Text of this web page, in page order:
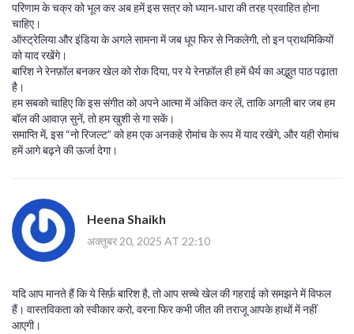
परिणाम के चक्र को भूल कर अब हमें इस सत्र को ध्यान‑धारा की तरह प्रवाहित होना
चाहिए।
ऑस्ट्रेलिया और इंडिया के अगले सामना में जब धूप फिर से निकलेगी, तो इन प्राथमिकियों
को याद रखेंगे।
बारिश ने रेनफ़ॉल बनकर खेल को रोक दिया, पर ये रेनफ़ॉल ही हमें धैर्य का अद्भुत पाठ पढ़ाता
है।
हम सबको चाहिए कि इस संगीत को अपने आत्मा में अंकित कर लें, ताकि अगली बार जब हम
बॉल की आवाज़ सुनें, तो हम खुशी से गा सकें।
समाप्‍ति में, इस “नो रिजल्ट” को हम एक अनकहे रोमांच के रूप में याद रखेंगे, और यही रोमांच
हमें आगे बढ़ने की ऊर्जा देगा।
Heena Shaikh
अक्तूबर 20, 2025 AT 22:10
यदि आप मानते हैं कि ये सिर्फ़ बारिश है, तो आप सच्चे खेल की गहराई को समझने में विफल
हैं। वास्तविकता को स्वीकार करो, वरना फिर कभी जीत की तराजू आपके हाथों में नहीं
आएगी।